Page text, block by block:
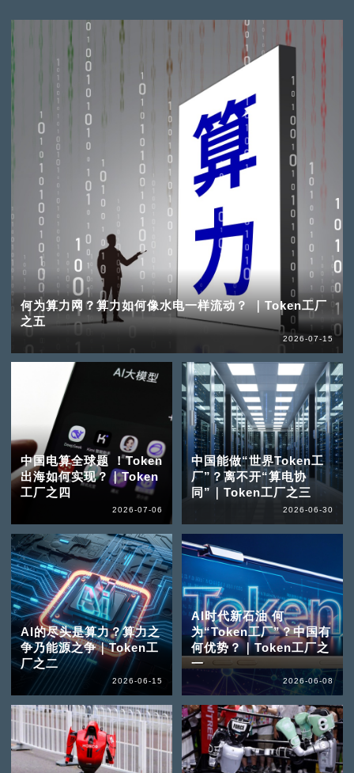
何为算力网？算力如何像水电一样流动？ ｜Token工厂
之五
2026-07-15
中国电算全球题 ！Token
出海如何实现？｜Token
工厂之四
2026-07-06
中国能做“世界Token工
厂”？离不开“算电协
同”｜Token工厂之三
2026-06-30
AI的尽头是算力？算力之
争乃能源之争｜Token工
厂之二
2026-06-15
AI时代新石油 何
为“Token工厂”？中国有
何优势？｜Token工厂之
一
2026-06-08